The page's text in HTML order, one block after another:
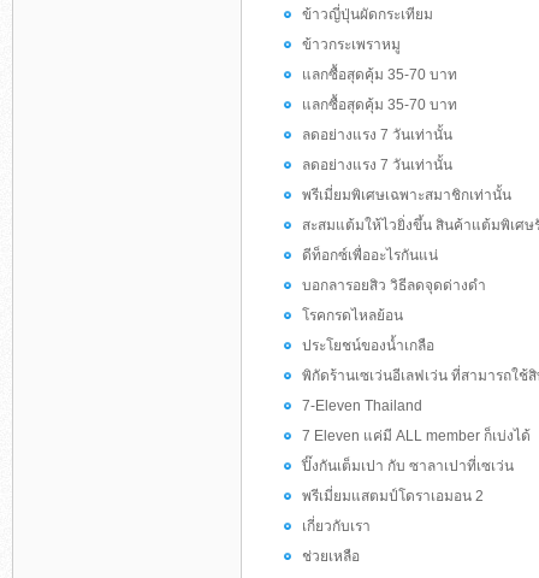
ข้าวญี่ปุ่นผัดกระเทียม
ข้าวกระเพราหมู
แลกซื้อสุดคุ้ม 35-70 บาท
แลกซื้อสุดคุ้ม 35-70 บาท
ลดอย่างแรง 7 วันเท่านั้น
ลดอย่างแรง 7 วันเท่านั้น
พรีเมี่ยมพิเศษเฉพาะสมาชิกเท่านั้น
สะสมแต้มให้ไวยิ่งขึ้น สินค้าแต้มพิเศษ
ดีท็อกซ์เพื่ออะไรกันแน่
บอกลารอยสิว วิธีลดจุดด่างดำ
โรคกรดไหลย้อน
ประโยชน์ของน้ำเกลือ
พิกัดร้านเซเว่นอีเลฟเว่น ที่สามารถใช้
7-Eleven Thailand
7 Eleven แค่มี ALL member ก็เบ่งได้
ปิ๊งกันเต็มเปา กับ ซาลาเปาที่เซเว่น
พรีเมี่ยมแสตมป์โดราเอมอน 2
เกี่ยวกับเรา
ช่วยเหลือ